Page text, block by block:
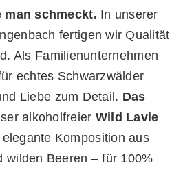
man schmeckt. In unserer
fertigen wir Qualität
Als Familienunternehmen
echtes Schwarzwälder
Liebe zum Detail. Das
alkoholfreier Wild Lavie
elegante Komposition aus
wilden Beeren – für 100%